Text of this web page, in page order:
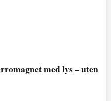
med lys – uten